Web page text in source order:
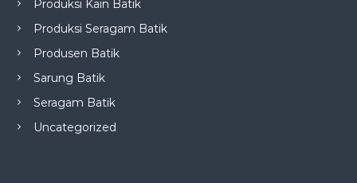
Produksi Kain Batik
Produksi Seragam Batik
Produsen Batik
Sarung Batik
Seragam Batik
Uncategorized